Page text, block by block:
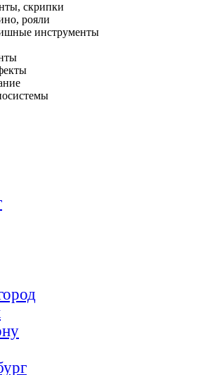
скрипки
рояли
инструменты